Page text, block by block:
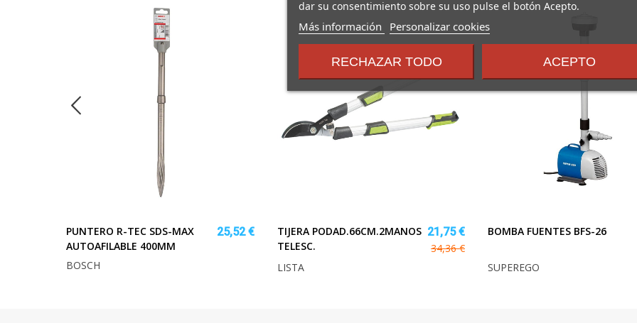
PUNTERO R-TEC SDS-MAX
AUTOAFILABLE 400MM
25,52 €
BOSCH
TIJERA PODAD.66CM.2MANOS
TELESC.
21,75 €
34,36 €
LISTA
BOMBA FUENTES BFS-26
SUPEREGO
dar su consentimiento sobre su uso pulse el botón Acepto.
Más información
sobre
y
condiciones
Personalizar cookies
RECHAZAR TODO ACEPTO